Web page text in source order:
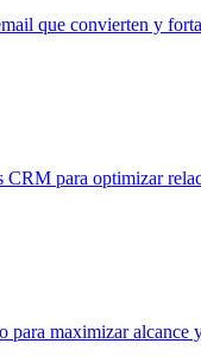
que convierten y
CRM para optimizar
para maximizar alcance